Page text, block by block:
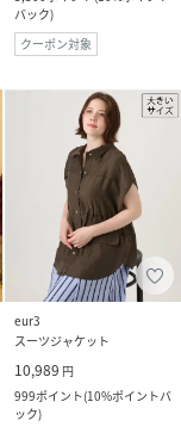
バック)
クーポン対象
eur3
スーツジャケット
10,989 円
999ポイント(10%ポイントバ
ック)